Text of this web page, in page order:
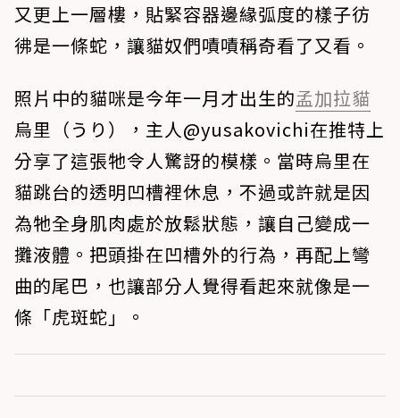
又更上一層樓，貼緊容器邊緣弧度的樣子彷
彿是一條蛇，讓貓奴們嘖嘖稱奇看了又看。
照片中的貓咪是今年一月才出生的孟加拉貓
烏里（うり），主人@yusakovichi在推特上
分享了這張牠令人驚訝的模樣。當時烏里在
貓跳台的透明凹槽裡休息，不過或許就是因
為牠全身肌肉處於放鬆狀態，讓自己變成一
攤液體。把頭掛在凹槽外的行為，再配上彎
曲的尾巴，也讓部分人覺得看起來就像是一
條「虎斑蛇」。